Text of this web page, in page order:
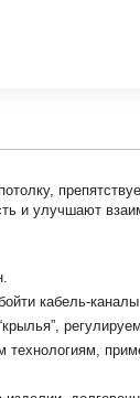
и улучшают
кабель-
технологиям,